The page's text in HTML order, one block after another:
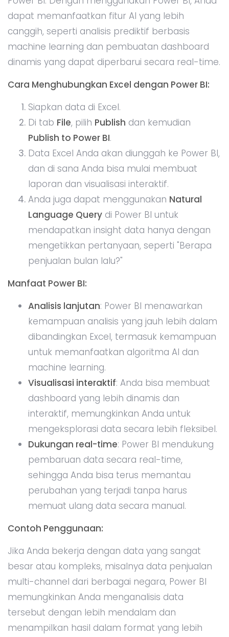
Jika Anda bekerja dengan data yang sangat
besar atau kompleks, misalnya data penjualan
multi-channel dari berbagai negara, Power BI
memungkinkan Anda menganalisis data
tersebut dengan lebih mendalam dan
Gunakan Power BI Desktop: Jika Anda ingin
bekerja secara lokal tanpa koneksi internet,
Anda bisa menggunakan Power BI Desktop
untuk melakukan analisis secara offline.
Gabungkan data dari berbagai sumber
Power BI memungkinkan Anda
menggabungkan data dari berbagai
sumber, seperti database, cloud services,
dan file Excel.
Kesimpulan
Integrasi AI di Microsoft Excel telah mengubah
cara kita bekerja dengan data. Dengan fitur-fitur
seperti
Ideas Forecasting, Power Query
, dan
integrasi dengan
Power BI , Anda dapat
melakukan analisis data dengan cepat,
mendapatkan insight yang berharga, serta
membuat prediksi yang lebih akurat. Fitur-fitur
ini memungkinkan pengguna dari berbagai latar
belakang untuk memanfaatkan data secara
maksimal tanpa harus menjadi ahli statistik atau
pemrogram.
Dengan semakin berkembangnya teknologi AI,
Microsoft Excel terus menjadi alat yang sangat
penting dalam dunia bisnis dan analisis data.
Baik Anda seorang manajer, analis data, atau
pemilik bisnis, memanfaatkan AI di Excel akan
membantu Anda mengambil keputusan yang
lebih tepat berdasarkan data yang ada.
Cobalah berbagai fitur yang telah kita bahas di